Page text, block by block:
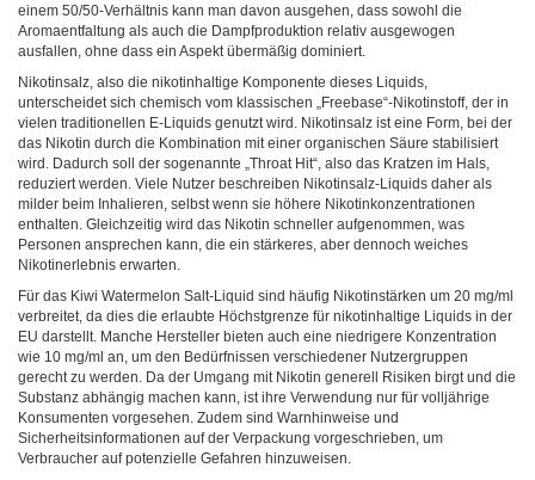
einem 50/50-Verhältnis kann man davon ausgehen, dass sowohl die
Aromaentfaltung als auch die Dampfproduktion relativ ausgewogen
ausfallen, ohne dass ein Aspekt übermäßig dominiert.
Nikotinsalz, also die nikotinhaltige Komponente dieses Liquids,
unterscheidet sich chemisch vom klassischen „Freebase“-Nikotinstoff, der in
vielen traditionellen E-Liquids genutzt wird. Nikotinsalz ist eine Form, bei der
das Nikotin durch die Kombination mit einer organischen Säure stabilisiert
wird. Dadurch soll der sogenannte „Throat Hit“, also das Kratzen im Hals,
reduziert werden. Viele Nutzer beschreiben Nikotinsalz-Liquids daher als
milder beim Inhalieren, selbst wenn sie höhere Nikotinkonzentrationen
enthalten. Gleichzeitig wird das Nikotin schneller aufgenommen, was
Personen ansprechen kann, die ein stärkeres, aber dennoch weiches
Nikotinerlebnis erwarten.
Für das Kiwi Watermelon Salt-Liquid sind häufig Nikotinstärken um 20 mg/ml
verbreitet, da dies die erlaubte Höchstgrenze für nikotinhaltige Liquids in der
EU darstellt. Manche Hersteller bieten auch eine niedrigere Konzentration
wie 10 mg/ml an, um den Bedürfnissen verschiedener Nutzergruppen
gerecht zu werden. Da der Umgang mit Nikotin generell Risiken birgt und die
Substanz abhängig machen kann, ist ihre Verwendung nur für volljährige
Konsumenten vorgesehen. Zudem sind Warnhinweise und
Sicherheitsinformationen auf der Verpackung vorgeschrieben, um
Verbraucher auf potenzielle Gefahren hinzuweisen.